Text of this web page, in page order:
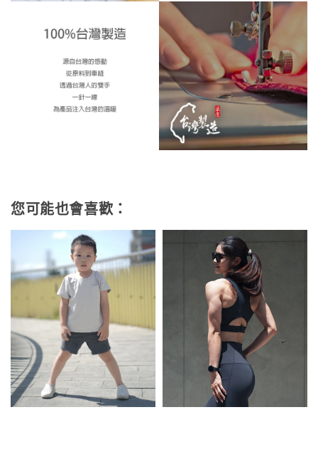
您可能也會喜歡：